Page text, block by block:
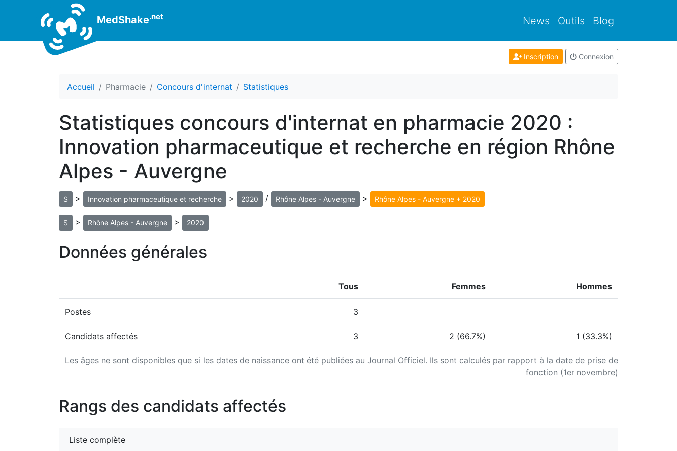
MedShake.net News Outils Blog
Inscription Connexion
Accueil Pharmacie Concours d'internat Statistiques
Statistiques concours d'internat en pharmacie 2020 :
Innovation pharmaceutique et recherche en région Rhône
Alpes - Auvergne
S > Innovation pharmaceutique et recherche > 2020 / Rhône Alpes - Auvergne > Rhône Alpes - Auvergne + 2020
S > Rhône Alpes - Auvergne > 2020
Données générales
Les âges ne sont disponibles que si les dates de naissance ont été publiées au Journal Officiel. Ils sont calculés par rapport à la date de prise de
fonction (1er novembre)
Tous Femmes Hommes
Postes 3
Candidats affectés 3 2 (66.7%) 1 (33.3%)
Rangs des candidats affectés
Liste complète